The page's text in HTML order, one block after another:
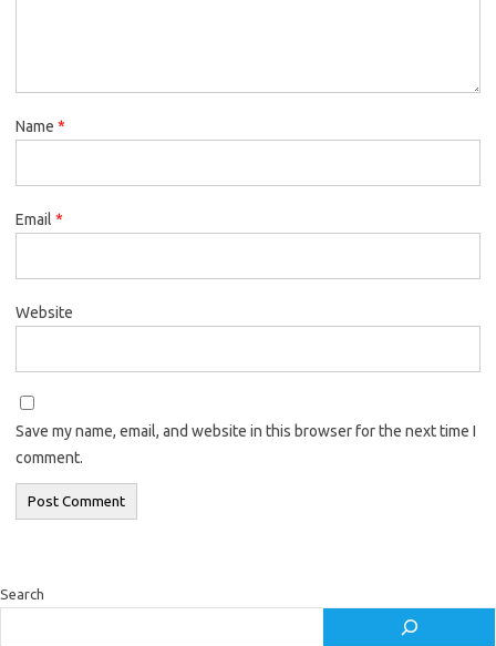
Name *
Email *
Website
Save my name, email, and website in this browser for the next time I
comment.
Search